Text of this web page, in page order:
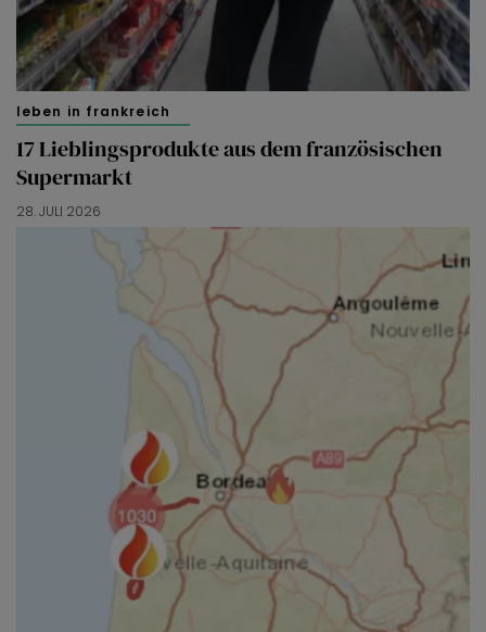
leben in frankreich
17 Lieblingsprodukte aus dem französischen
Supermarkt
28. JULI 2026